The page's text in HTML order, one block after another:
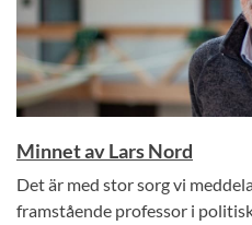
Minnet av Lars Nord
Det är med stor sorg vi
framstående professor i